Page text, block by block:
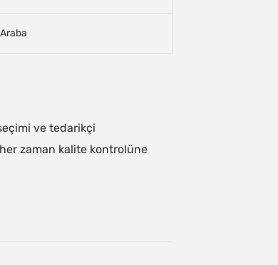
Araba
ve tedarikçi
zaman kalite kontrolüne